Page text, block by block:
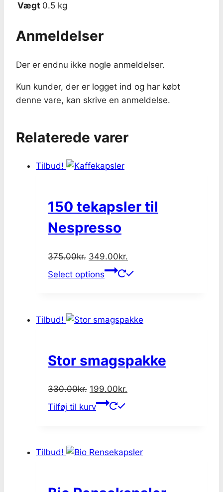
Vægt 0.5 kg
Anmeldelser
Der er endnu ikke nogle anmeldelser.
Kun kunder, der er logget ind og har købt
denne vare, kan skrive en anmeldelse.
Relaterede varer
Tilbud!
150 tekapsler til
Nespresso
375.00kr. Original
price
349.00kr.
price
Select options
Tilbud!
Stor smagspakke
330.00kr. Original
price
199.00kr.
Tilføj til kurv
Tilbud!